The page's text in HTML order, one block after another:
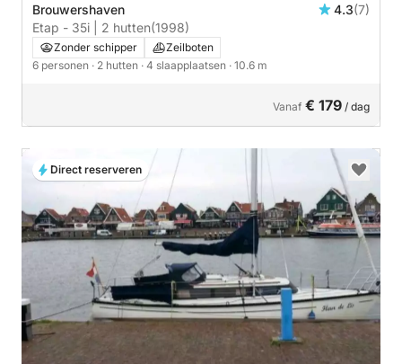
Brouwershaven 4.3(7)
Etap - 35i | 2 hutten(1998)
Zonder schipper
Zeilboten
6 personen · 2 hutten · 4 slaapplaatsen · 10.6 m
Vanaf € 179 / dag
Direct reserveren